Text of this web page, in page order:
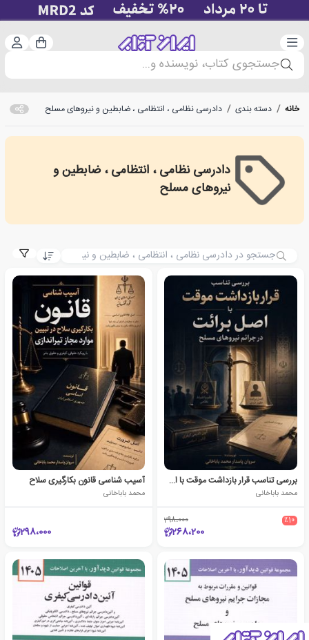
دسته‌بندی سبد
جستجوی کتاب، نویسنده و...
خانه / دسته بندی / دادرسی نظامی ، انتظامی ، ضابطین و نیروهای مسلح
دادرسی نظامی ، انتظامی ، ضابطین و
نیروهای مسلح
enforcement, officers and armed forces
بررسی تناسب قرار بازداشت موقت با اصل برائت
محمد باباخانی
٪10 298،000
268،200
آسیب شناسی قانون بکارگیری سلاح
محمد باباخانی
298،000